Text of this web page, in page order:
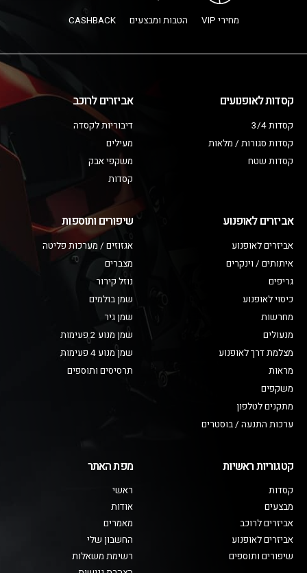
מחירי VIP הטבות ומבצעים CASHBACK
קסדות לאופנועים
קסדות 3/4
קסדות סגורות / מלאות
קסדות שטח
אביזרים לרוכב
דיבוריות לקסדה
מעילים
משקפי אבק
קסדות
אביזרים לאופנוע
אביזרים לאופנוע
איתותים / וינקרים
גריפים
כיסוי לאופנוע
מחרשות
מנעולים
מצלמת דרך לאופנוע
מראות
משקפים
מתקנים לטלפון
ערכות התנעה / בוסטרים
שיפורים ותוספות
אגזוזים / מערכות פליטה
מצברים
נוזל קירור
שמן בולמים
שמן גיר
שמן מנוע 2 פעימות
שמן מנוע 4 פעימות
תרסיסים ותוספים
קטגוריות ראשיות
קסדות
מבצעים
אביזרים לרוכב
אביזרים לאופנוע
שיפורים ותוספים
מפת האתר
ראשי
אודות
מאמרים
החשבון שלי
רשימת משאלות